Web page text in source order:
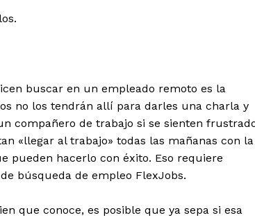
buscar en un empleado remoto es la
no los tendrán allí para darles una charla y
compañero de trabajo si se sienten
«llegar al trabajo» todas las mañanas con la
pueden hacerlo con éxito. Eso requiere
búsqueda de empleo FlexJobs.
que conoce, es posible que ya sepa si esa